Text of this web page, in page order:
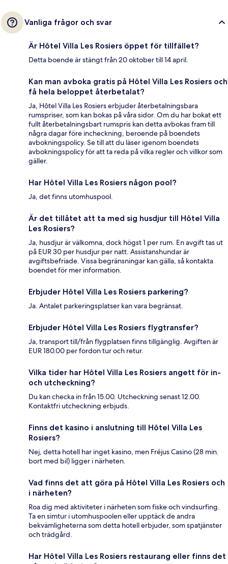
Vanliga frågor och svar
Är Hôtel Villa Les Rosiers öppet för tillfället?
Detta boende är stängt från 20 oktober till 14 april.
Kan man avboka gratis på Hôtel Villa Les Rosiers och
få hela beloppet återbetalat?
Ja, Hôtel Villa Les Rosiers erbjuder återbetalningsbara
rumspriser, som kan bokas på våra sidor. Om du har bokat ett
fullt återbetalningsbart rumspris kan detta avbokas fram till
några dagar före incheckning, beroende på boendets
avbokningspolicy. Se till att du läser igenom boendets
avbokningspolicy för att ta reda på vilka regler och villkor som
gäller.
Har Hôtel Villa Les Rosiers någon pool?
Ja, det finns utomhuspool.
Är det tillåtet att ta med sig husdjur till Hôtel Villa
Les Rosiers?
Ja, husdjur är välkomna, dock högst 1 per rum. En avgift tas ut
på EUR 30 per husdjur per natt. Assistanshundar är
avgiftsbefriade. Vissa begränsningar kan gälla, så kontakta
boendet för mer information.
Erbjuder Hôtel Villa Les Rosiers parkering?
Ja. Antalet parkeringsplatser kan vara begränsat.
Erbjuder Hôtel Villa Les Rosiers flygtransfer?
Ja, transport till/från flygplatsen finns tillgänglig. Avgiften är
EUR 180.00 per fordon tur och retur.
Vilka tider har Hôtel Villa Les Rosiers angett för in-
och utcheckning?
Du kan checka in från 15.00. Utcheckning senast 12.00.
Kontaktfri utcheckning erbjuds.
Finns det kasino i anslutning till Hôtel Villa Les
Rosiers?
Nej, detta hotell har inget kasino, men Fréjus Casino (28 min.
bort med bil) ligger i närheten.
Vad finns det att göra på Hôtel Villa Les Rosiers och
i närheten?
Roa dig med aktiviteter i närheten som fiske och vindsurfing.
Ta en simtur i utomhuspoolen eller upptäck de andra
bekvämligheterna som detta hotell erbjuder, som spatjänster
och trädgård.
Har Hôtel Villa Les Rosiers restaurang eller finns det